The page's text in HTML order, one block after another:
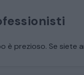
COMÒ E
è prezioso. Se siete